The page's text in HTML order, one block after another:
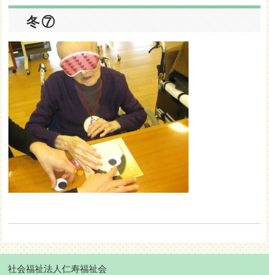
冬⑦
社会福祉法人仁寿福祉会